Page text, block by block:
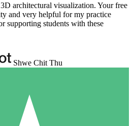
architectural visualization. Your free
and very helpful for my practice
supporting students with these
Shwe Chit Thu